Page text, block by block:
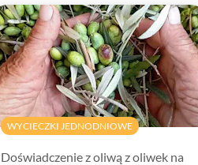
WYCIECZKI JEDNODNIOWE
Doświadczenie z oliwą z oliwek na